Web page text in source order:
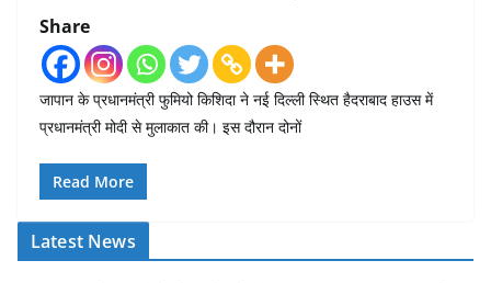
Share
जापान के प्रधानमंत्री फुमियो किशिदा ने नई दिल्ली स्थित हैदराबाद हाउस में
प्रधानमंत्री मोदी से मुलाकात की। इस दौरान दोनों
Read More
Latest News